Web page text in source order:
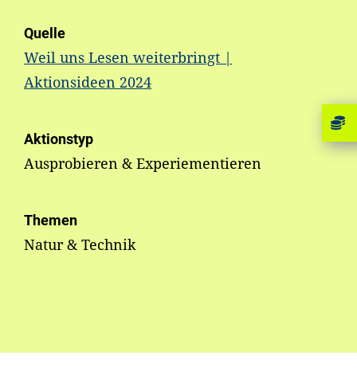
Quelle
Weil uns Lesen weiterbringt |
Aktionsideen 2024
Aktionstyp
Ausprobieren & Experiementieren
Themen
Natur & Technik